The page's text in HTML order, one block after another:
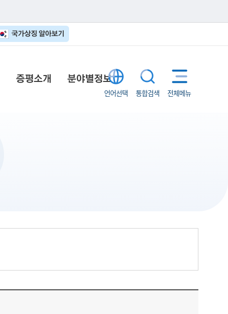
국가상징 알아보기
언어선택 통합검색 전체메뉴
증평소개 분야별정보